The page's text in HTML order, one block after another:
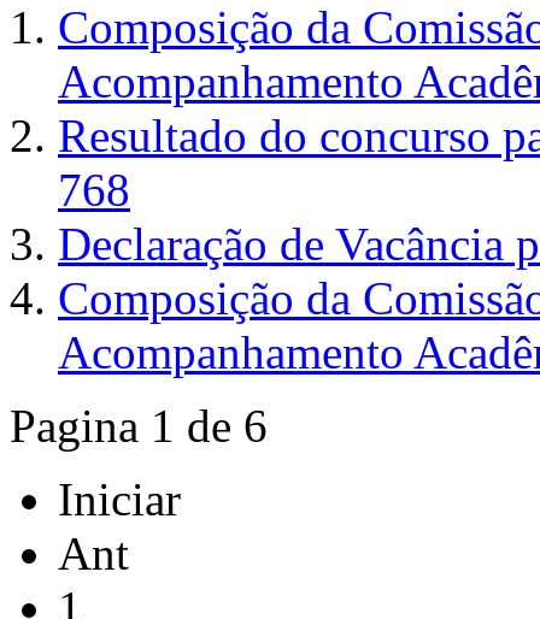
Composição da
Acompanhamento
Resultado do concurso
768
Declaração de Vacância
Composição da
Acompanhamento
Pagina 1 de 6
Iniciar
Ant
1